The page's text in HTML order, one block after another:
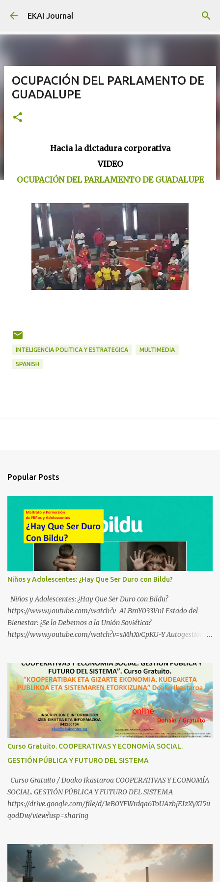
EKAI Journal
OCUPACIÓN DEL PARLAMENTO DE
GUADALUPE
Hacia la dictadura corporativa
VIDEO
OCUPACIÓN DEL PARLAMENTO DE GUADALUPE
INTELIGENCIA POLITICA Y ESTRATEGICA MULTIMEDIA
SPANISH
Popular Posts
Niños y Adolescentes: ¿Hay Que Ser Duro con Bildu?
Niños y Adolescentes: ¿Hay Que Ser Duro con Bildu?
https://www.youtube.com/watch?v=ALBmY033VnI Estado del
Bienestar: ¿Se lo Debemos a la Unión Soviética?
https://www.youtube.com/watch?v=sMhXvCpKU-Y Autogestión
Industrial https://www.youtube.com/shorts/dGKjgqEvRHk
¿Conoces los nuevos canales de BABESTU? Si quieres hacer algo, o
compartir ideas, para proteger a los niños y adolescentes vascos
frente a abusos y manipulaciones: BABESTUren kanal berriak
ezagutzen dituzu? Euskal haurrak eta nerabeak abusu eta
manipulazioetatik babesteko zerbait egin nahi baduzu, edo ideiak
partekatu nahi badituzu: Telegram :
https://whatsapp.com/channel/0029VbBW56k0LKZJWzQyoE1T
SÍGUENOS EN YOUTUBE: https://www.youtube.com/@ekaicenter?
sub_confirmation=1
Curso Gratuito. COOPERATIVAS Y ECONOMÍA SOCIAL.
GESTIÓN PÚBLICA Y FUTURO DEL SISTEMA
Curso Gratuito / Doako Ikastaroa COOPERATIVAS Y ECONOMÍA
SOCIAL. GESTIÓN PÚBLICA Y FUTURO DEL SISTEMA
https://drive.google.com/file/d/1eB0YFWrdqa6ToUAzbjEIzXyXI5u
qodDw/view?usp=sharing